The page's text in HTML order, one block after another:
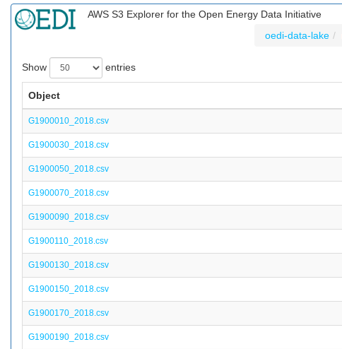
AWS S3 Explorer for the Open Energy Data Initiative
oedi-data-lake
Show entries
Object
G1900010_2018.csv
G1900030_2018.csv
G1900050_2018.csv
G1900070_2018.csv
G1900090_2018.csv
G1900110_2018.csv
G1900130_2018.csv
G1900150_2018.csv
G1900170_2018.csv
G1900190_2018.csv